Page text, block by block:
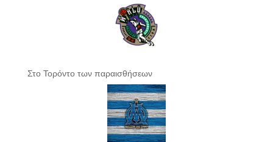
Στο Τορόντο των παραισθήσεων